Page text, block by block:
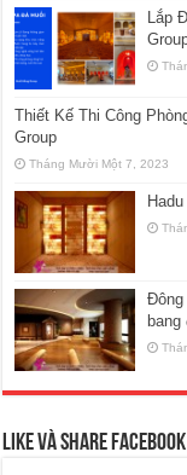
Lắp
Thiết Kế Thi Công
Group
Tháng Mười Một 7, 2023
Đông
Like và Share Facebook